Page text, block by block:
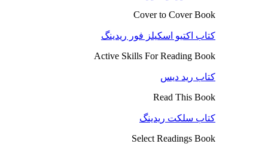
Cover to Cover Book
کتاب اکتیو اسکیلز فور ریدینگ
Active Skills For Reading Book
کتاب رید دیس
Read This Book
کتاب سلکت ریدینگ
Select Readings Book